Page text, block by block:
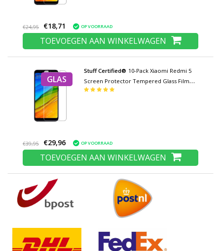
€24,95 €18,71 OP VOORRAAD
TOEVOEGEN AAN WINKELWAGEN
GLAS
Stuff Certified® 10-Pack Xiaomi Redmi 5
Screen Protector Tempered Glass Film
Gehard Glas Glazen
€39,95 €29,96 OP VOORRAAD
TOEVOEGEN AAN WINKELWAGEN